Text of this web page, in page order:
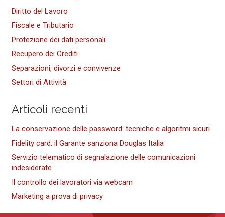
Diritto del Lavoro
Fiscale e Tributario
Protezione dei dati personali
Recupero dei Crediti
Separazioni, divorzi e convivenze
Settori di Attività
Articoli recenti
La conservazione delle password: tecniche e algoritmi sicuri
Fidelity card: il Garante sanziona Douglas Italia
Servizio telematico di segnalazione delle comunicazioni
indesiderate
Il controllo dei lavoratori via webcam
Marketing a prova di privacy